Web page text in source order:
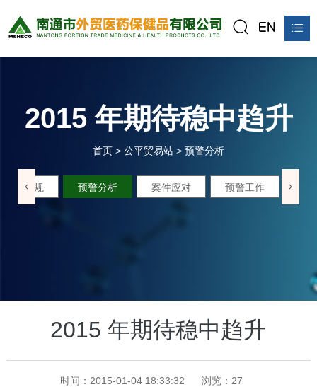
产品中心
公平贸易站
2015 年期待稳中趋升
首页 > 公平贸易站 > 预警分析
政策法规 预警分析 案件应对 预警工作
2015 年期待稳中趋升
时间：2015-01-04 18:33:32 浏览： 27